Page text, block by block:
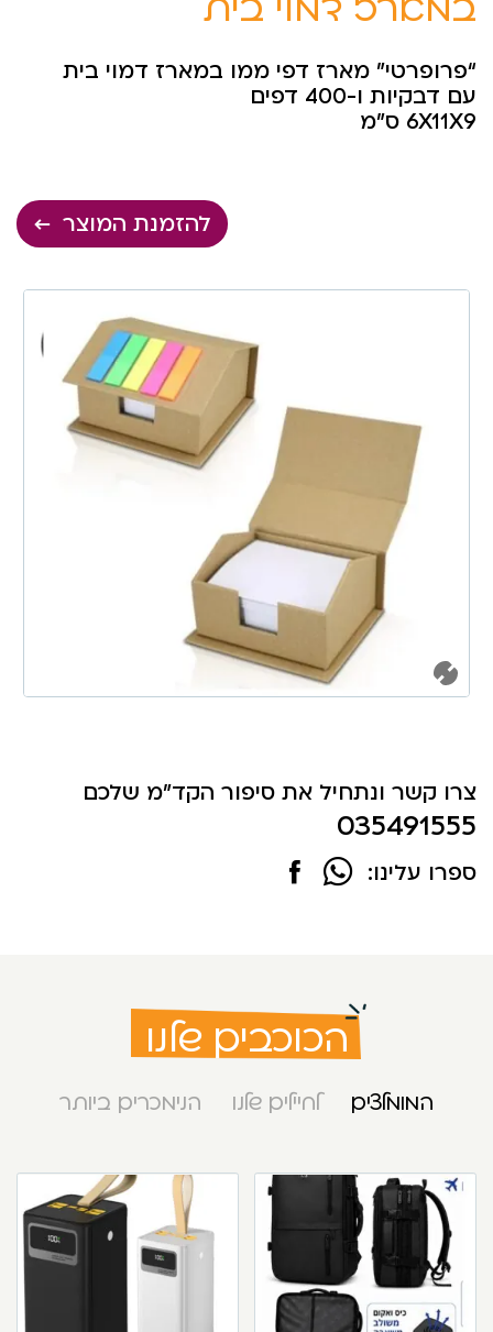
“פרופרטי” מארז דפי ממו במארז דמוי בית
עם דבקיות ו-400 דפים
6X11X9 ס”מ
להזמנת המוצר
צרו קשר ונתחיל את סיפור הקד"מ שלכם
035491555
ספרו עלינו:
הכוכבים שלנו
המומלצים לחיילים שלנו הנימכרים ביותר